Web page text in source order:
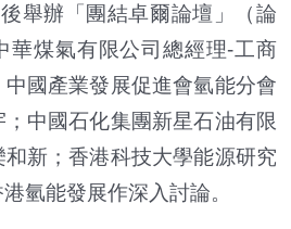
舉辦「團結卓爾論壇」（論
華煤氣有限公司總經理-工商
國產業發展促進會氫能分會
中國石化集團新星石油有限
新；香港科技大學能源研究
氫能發展作深入討論。